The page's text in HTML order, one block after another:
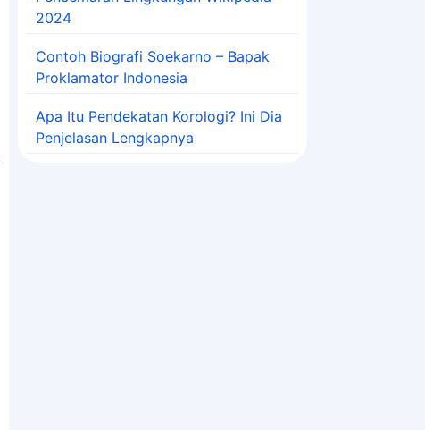
2024
Contoh Biografi Soekarno – Bapak
Proklamator Indonesia
Apa Itu Pendekatan Korologi? Ini Dia
Penjelasan Lengkapnya